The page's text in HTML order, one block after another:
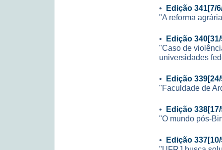
• Edição 341[7/
"A reforma
• Edição
"Caso de
universidades
• Edição
"Faculdade de
• Edição
"O mundo pós-
• Edição